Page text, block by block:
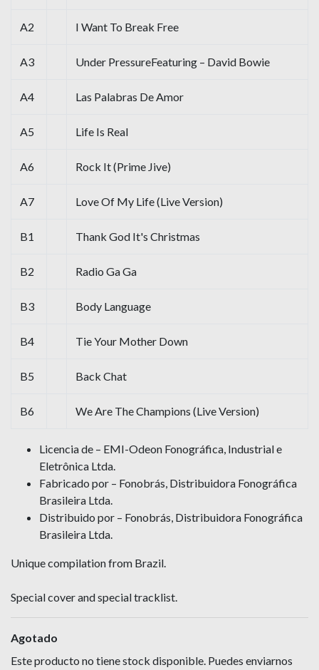
A2 I Want To Break Free
A3 Under PressureFeaturing – David Bowie
A4 Las Palabras De Amor
A5 Life Is Real
A6 Rock It (Prime Jive)
A7 Love Of My Life (Live Version)
B1 Thank God It's Christmas
B2 Radio Ga Ga
B3 Body Language
B4 Tie Your Mother Down
B5 Back Chat
B6 We Are The Champions (Live Version)
Licencia de – EMI-Odeon Fonográfica, Industrial e
Eletrônica Ltda.
Fabricado por – Fonobrás, Distribuidora Fonográfica
Brasileira Ltda.
Distribuido por – Fonobrás, Distribuidora Fonográfica
Brasileira Ltda.
Unique compilation from Brazil.
Special cover and special tracklist.
Agotado
Este producto no tiene stock disponible. Puedes enviarnos